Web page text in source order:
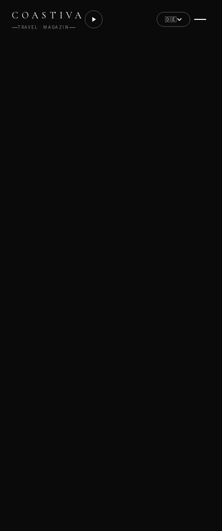
COASTIVA
TRAVEL · MAGAZIN
🇩🇪